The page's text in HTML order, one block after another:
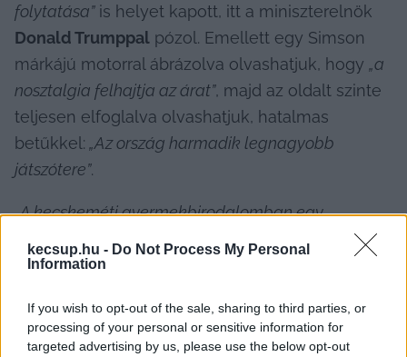
kecsup.hu - Do Not Process My Personal
Information
If you wish to opt-out of the sale, sharing to third parties, or
processing of your personal or sensitive information for
targeted advertising by us, please use the below opt-out
folytatása”
Donald Trumppal pózol. Emellett egy Simson
márkájú motorral ábrázolva olvashatjuk, hogy „a
nosztalgia felhajtja az árat”, majd az oldalt szinte
teljesen elfoglalva olvashatjuk, hatalmas
betűkkel: „Az ország harmadik legnagyobb
játszótere”.
„A kecskeméti gyermekbirodalomban egy
Szemereyné Pataki Klaudia
projekt egyik elemeként megvalósult
játszótéren sétálgat a Rudolf-kertben. Ez csupán